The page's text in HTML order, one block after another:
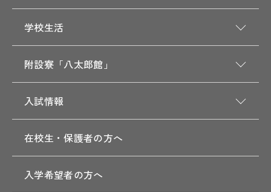
学校生活
附設寮「八太郎館」
入試情報
在校生・保護者の方へ
入学希望者の方へ